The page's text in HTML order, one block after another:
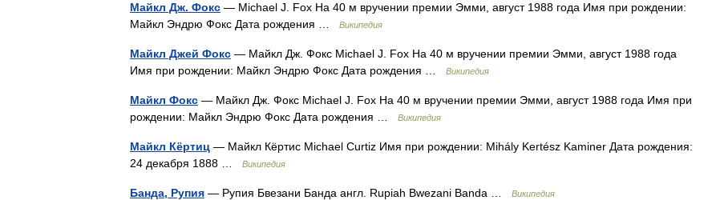
Майкл Дж. Фокс — Michael J. Fox На 40 м вручении премии Эмми, август 1988 года Имя при рождении:
Майкл Эндрю Фокс Дата рождения …
Википедия
Майкл Джей Фокс — Майкл Дж. Фокс Michael J. Fox На 40 м вручении премии Эмми, август 1988 года
Имя при рождении: Майкл Эндрю Фокс Дата рождения …
Википедия
Майкл Фокс — Майкл Дж. Фокс Michael J. Fox На 40 м вручении премии Эмми, август 1988 года Имя при
рождении: Майкл Эндрю Фокс Дата рождения …
Википедия
Майкл Кёртиц — Майкл Кёртис Michael Curtiz Имя при рождении: Mihály Kertész Kaminer Дата рождения:
24 декабря 1888 …
Википедия
Банда, Рупия — Рупия Бвезани Банда англ. Rupiah Bwezani Banda … Википедия